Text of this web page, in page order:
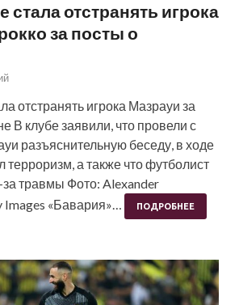
стала отстранять игрока
за посты о
отстранять игрока Мазрауи за
В клубе заявили, что провели с
разъяснительную беседу, в ходе
терроризм, а также что футболист
за травмы Фото: Alexander
Images «Бавария»…
ПОДРОБНЕЕ